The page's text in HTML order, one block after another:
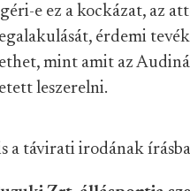
e ez a kockázat, az
érdemi
mint amit az
leszerelni.
a távirati irodának